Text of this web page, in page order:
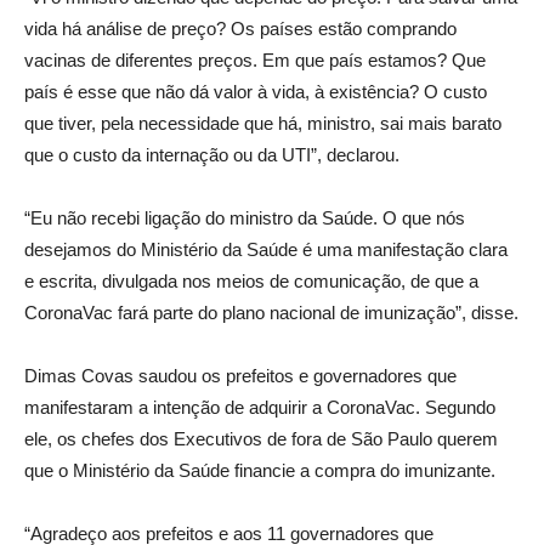
vida há análise de preço? Os países estão comprando
vacinas de diferentes preços. Em que país estamos? Que
país é esse que não dá valor à vida, à existência? O custo
que tiver, pela necessidade que há, ministro, sai mais barato
que o custo da internação ou da UTI”, declarou.
“Eu não recebi ligação do ministro da Saúde. O que nós
desejamos do Ministério da Saúde é uma manifestação clara
e escrita, divulgada nos meios de comunicação, de que a
CoronaVac fará parte do plano nacional de imunização”, disse.
Dimas Covas saudou os prefeitos e governadores que
manifestaram a intenção de adquirir a CoronaVac. Segundo
ele, os chefes dos Executivos de fora de São Paulo querem
que o Ministério da Saúde financie a compra do imunizante.
“Agradeço aos prefeitos e aos 11 governadores que